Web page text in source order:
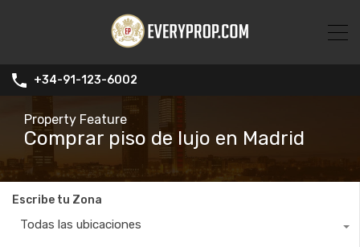
+34-91-123-6002
Property Feature
Comprar piso de lujo en Madrid
Escribe tu Zona
Todas las ubicaciones